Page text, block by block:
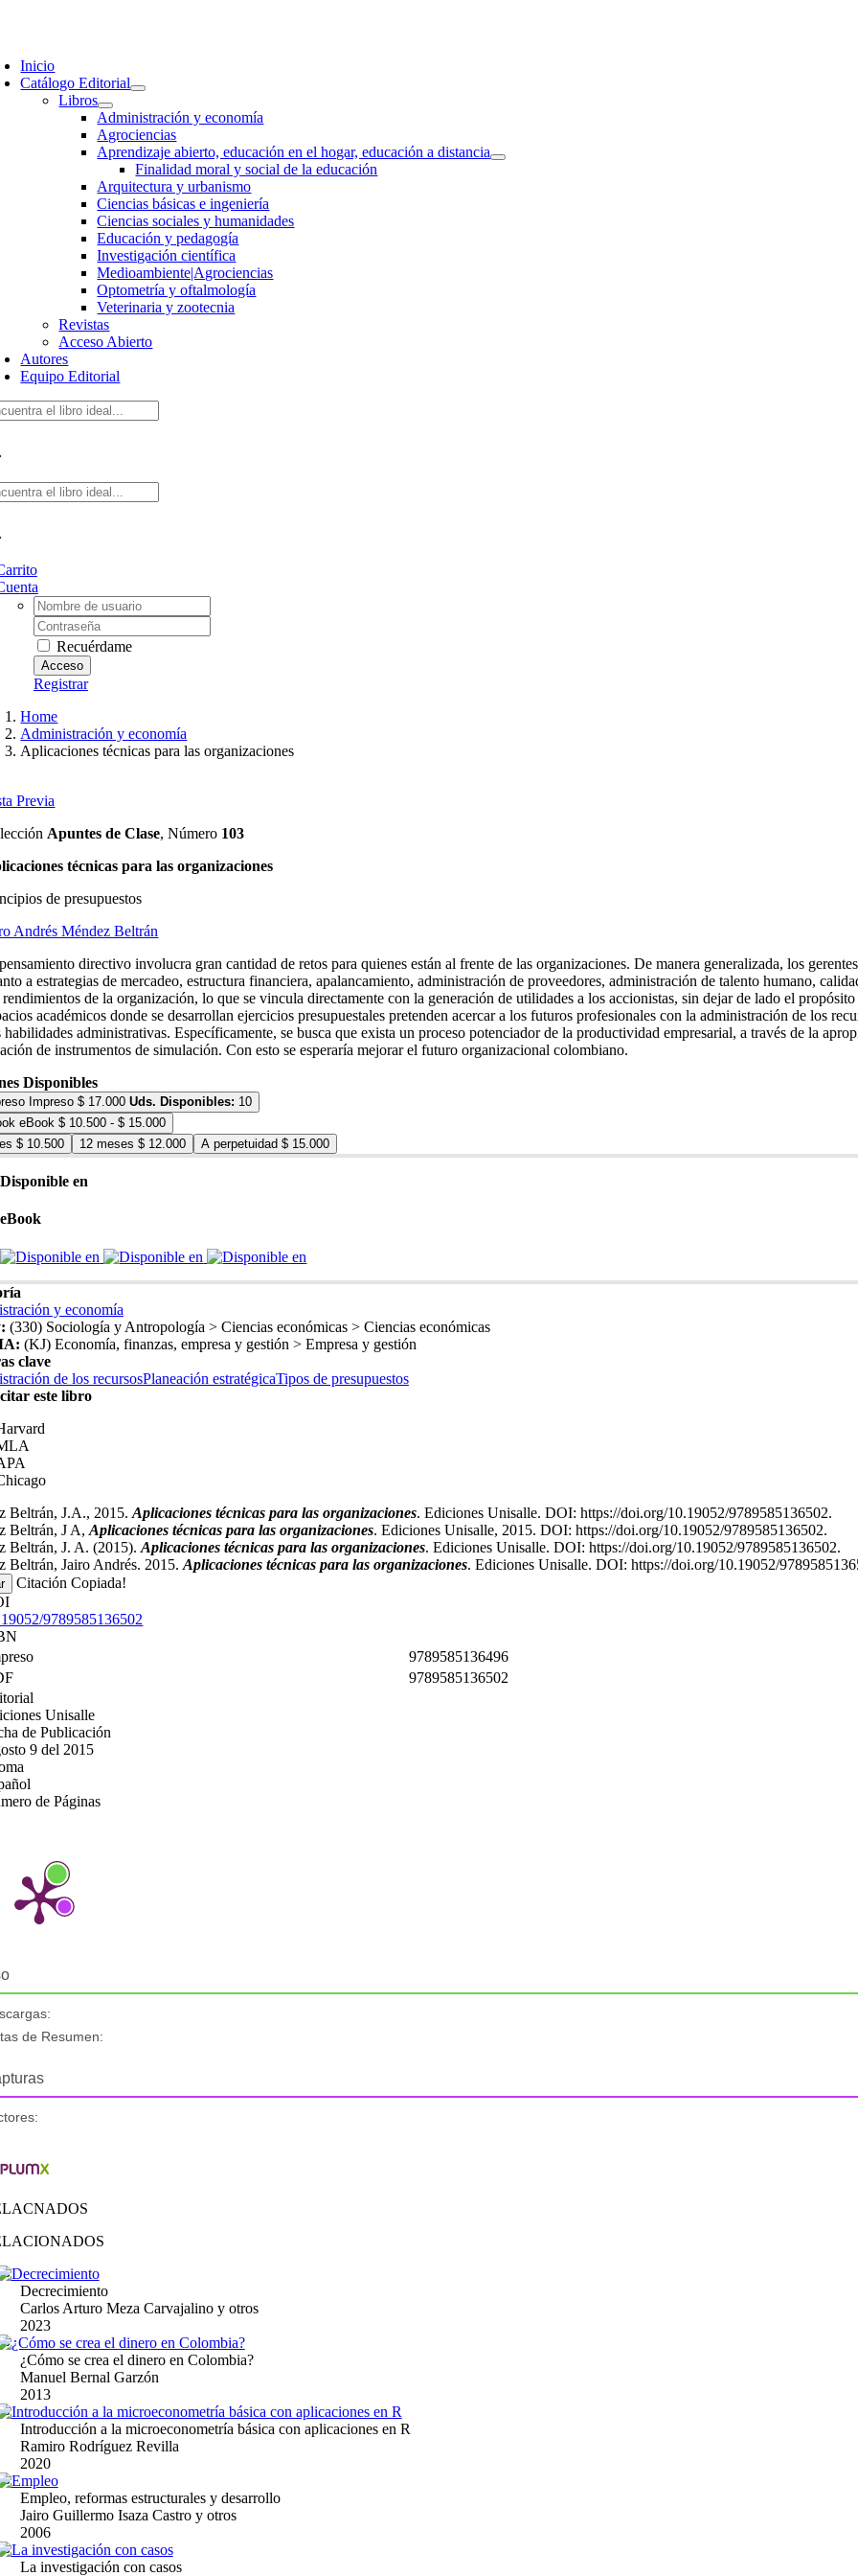
Inicio
Catálogo Editorial
Libros
Administración y economía
Agrociencias
Aprendizaje abierto, educación en el hogar, educación a distancia
Finalidad moral y social de la educación
Arquitectura y urbanismo
Ciencias básicas e ingeniería
Ciencias sociales y humanidades
Educación y pedagogía
Investigación científica
Medioambiente|Agrociencias
Optometría y oftalmología
Veterinaria y zootecnia
Revistas
Acceso Abierto
Autores
Equipo Editorial
Username:
Contraseña
Recuérdame
Registrar
Home
Administración y economía
Aplicaciones técnicas para las organizaciones
Previa
Apuntes de Clase, Número 103
técnicas para las organizaciones
de presupuestos
Andrés Méndez Beltrán
directivo involucra gran cantidad de retos para quienes están al frente de las organizaciones. De manera generalizada, los
a estrategias de mercadeo, estructura financiera, apalancamiento, administración de proveedores, administración de talento humano,
rendimientos de la organización, lo que se vincula directamente con la generación de utilidades a los accionistas, sin dejar de lado el
académicos donde se desarrollan ejercicios presupuestales pretenden acercar a los futuros profesionales con la administración de los
habilidades administrativas. Específicamente, se busca que exista un proceso potenciador de la productividad empresarial, a través de la
de instrumentos de simulación. Con esto se esperaría mejorar el futuro organizacional colombiano.
Disponibles
Impreso $17.000 Uds. Disponibles: 10
eBook $10.500 - $15.000Rango
de
precios:
$10.500 12 meses $12.000 A perpetuidad $15.000
Disponible en
eBook
y economía
(330) Sociología y Antropología > Ciencias económicas > Ciencias económicas
(KJ) Economía, finanzas, empresa y gestión > Empresa y gestión
clave
de los recursosPlaneación estratégicaTipos de presupuestos
este libro
Beltrán, J.A., 2015. Aplicaciones técnicas para las organizaciones. Ediciones Unisalle. DOI: https://doi.org/10.19052/9789585136502.
Beltrán, J A, Aplicaciones técnicas para las organizaciones. Ediciones Unisalle, 2015. DOI: https://doi.org/10.19052/9789585136502.
Beltrán, J. A. (2015). Aplicaciones técnicas para las organizaciones. Ediciones Unisalle. DOI: https://doi.org/10.19052/9789585136502.
Beltrán, Jairo Andrés. 2015. Aplicaciones técnicas para las organizaciones. Ediciones Unisalle. DOI: https://doi.org/10.19052/
Citación Copiada!
9789585136502
9789585136496
9789585136502
Unisalle
de Publicación
9 del 2015
de Páginas
de Resumen:
Decrecimiento
Carlos Arturo Meza Carvajalino y otros
2023
¿Cómo se crea el dinero en Colombia?
Manuel Bernal Garzón
2013
Introducción a la microeconometría básica con aplicaciones en R
Ramiro Rodríguez Revilla
2020
Empleo, reformas estructurales y desarrollo
Jairo Guillermo Isaza Castro y otros
2006
La investigación con casos